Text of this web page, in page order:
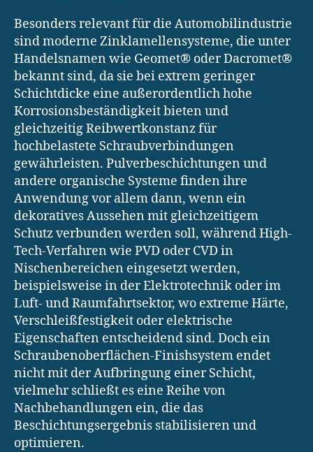
Besonders relevant für die Automobilindustrie
sind moderne Zinklamellensysteme, die unter
Handelsnamen wie Geomet® oder Dacromet®
bekannt sind, da sie bei extrem geringer
Schichtdicke eine außerordentlich hohe
Korrosionsbeständigkeit bieten und
gleichzeitig Reibwertkonstanz für
hochbelastete Schraubverbindungen
gewährleisten. Pulverbeschichtungen und
andere organische Systeme finden ihre
Anwendung vor allem dann, wenn ein
dekoratives Aussehen mit gleichzeitigem
Schutz verbunden werden soll, während High-
Tech-Verfahren wie PVD oder CVD in
Nischenbereichen eingesetzt werden,
beispielsweise in der Elektrotechnik oder im
Luft- und Raumfahrtsektor, wo extreme Härte,
Verschleißfestigkeit oder elektrische
Eigenschaften entscheidend sind. Doch ein
Schraubenoberflächen-Finishsystem endet
nicht mit der Aufbringung einer Schicht,
vielmehr schließt es eine Reihe von
Nachbehandlungen ein, die das
Beschichtungsergebnis stabilisieren und
optimieren.